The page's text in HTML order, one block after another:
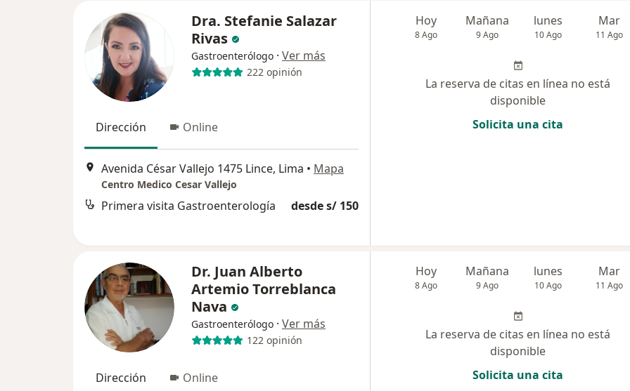
Dra. Stefanie Salazar
Rivas
Gastroenterólogo · Ver más
222 opinión
Dirección Online
Avenida César Vallejo 1475 Lince, Lima • Mapa
Centro Medico Cesar Vallejo
Primera visita Gastroenterología desde s/ 150
Hoy
8 Ago
Mañana
9 Ago
lunes
10 Ago
Mar
11 Ago
La reserva de citas en línea no está
disponible
Solicita una cita
Dr. Juan Alberto
Artemio Torreblanca
Nava
Gastroenterólogo · Ver más
122 opinión
Dirección Online
Hoy
8 Ago
Mañana
9 Ago
lunes
10 Ago
Mar
11 Ago
La reserva de citas en línea no está
disponible
Solicita una cita